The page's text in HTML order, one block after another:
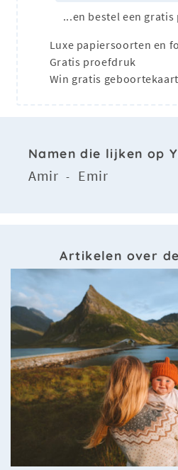
...en bestel een
Luxe papiersoorten en
Gratis proefdruk
Win gratis
Namen die lijken op
Amir - Emir
Artikelen over